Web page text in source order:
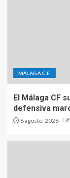
MÁLAGA C.F.
El Málaga CF
defensiva
8 agosto, 2026